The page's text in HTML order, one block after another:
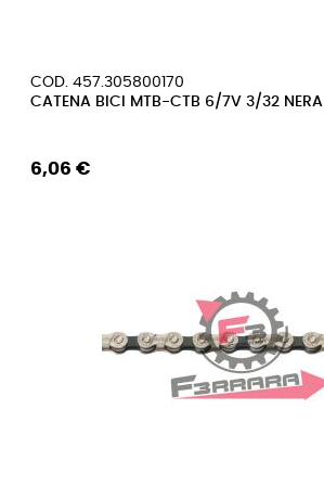
COD. 457.305800170
CATENA BICI MTB-CTB 6/7V 3/32 NERA
6,06 €